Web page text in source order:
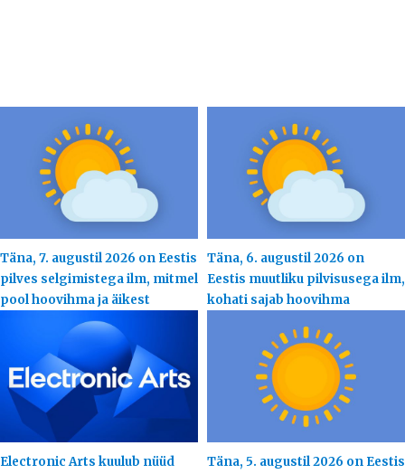
Täna, 7. augustil 2026 on Eestis
pilves selgimistega ilm, mitmel
pool hoovihma ja äikest
Täna, 6. augustil 2026 on
Eestis muutliku pilvisusega ilm,
kohati sajab hoovihma
Electronic Arts kuulub nüüd
Täna, 5. augustil 2026 on Eestis